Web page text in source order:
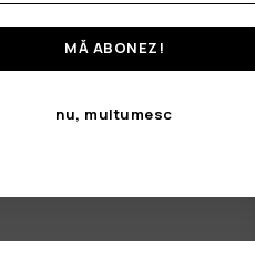
MĂ ABONEZ!
nu, multumesc